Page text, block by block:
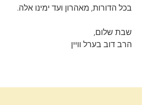
בכל הדורות, מאהרון ועד ימינו אלה.
שבת שלום,
הרב דוב בערל וויין